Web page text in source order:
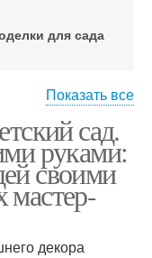
для сада
Показать все
сад.
руками:
своими
декора